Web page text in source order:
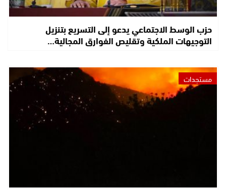
حزب الوسط الاجتماعي يدعو إلى التسريع بتنزيل
التوجيهات الملكية وتقليص الفوارق المجالية…
مستجدات